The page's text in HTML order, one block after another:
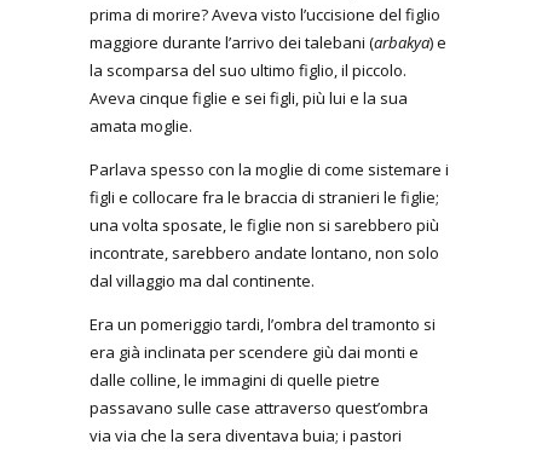
prima di morire? Aveva visto l’uccisione del figlio
maggiore durante l’arrivo dei talebani (arbakya) e
la scomparsa del suo ultimo figlio, il piccolo.
Aveva cinque figlie e sei figli, più lui e la sua
amata moglie.
Parlava spesso con la moglie di come sistemare i
figli e collocare fra le braccia di stranieri le figlie;
una volta sposate, le figlie non si sarebbero più
incontrate, sarebbero andate lontano, non solo
dal villaggio ma dal continente.
Era un pomeriggio tardi, l’ombra del tramonto si
era già inclinata per scendere giù dai monti e
dalle colline, le immagini di quelle pietre
passavano sulle case attraverso quest’ombra
via via che la sera diventava buia; i pastori